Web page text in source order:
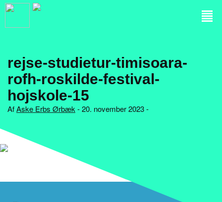
rejse-studietur-timisoara-
rofh-roskilde-festival-
hojskole-15
AfAske Erbs Ørbæk - 20. november 2023 -